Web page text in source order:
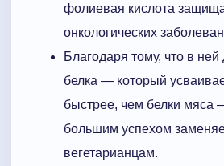
фолиевая кислота
онкологических
Благодаря тому, что в
белка — который
быстрее, чем белки мяса
большим успехом
вегетарианцам.